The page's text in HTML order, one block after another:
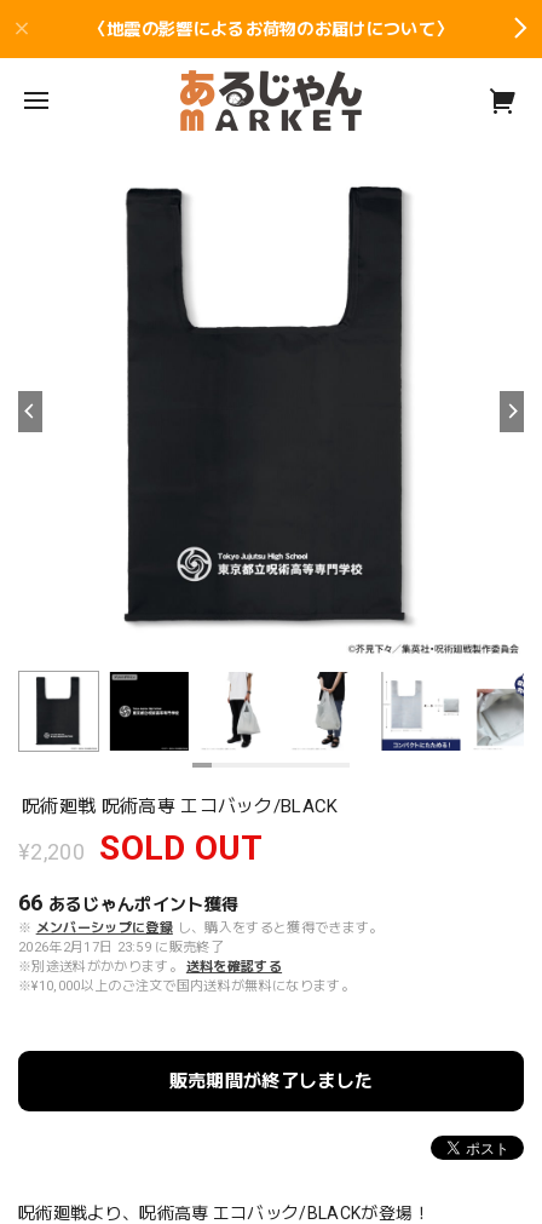
〈地震の影響によるお荷物のお届けについて〉
呪術廻戦 呪術高専 エコバック/BLACK
¥2,200 SOLD OUT
66 あるじゃんポイント獲得
※ メンバーシップに登録 し、購入をすると獲得できます。
2026年2月17日 23:59 に販売終了
※別途送料がかかります。
送料を確認する
※¥10,000以上のご注文で国内送料が無料になります。
販売期間が終了しました
呪術廻戦より、呪術高専 エコバック/BLACKが登場！